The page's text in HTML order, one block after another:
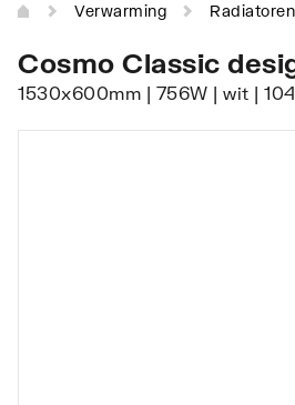
Verwarming Radiatoren
Cosmo Classic
1530x600mm | 756W | wit |